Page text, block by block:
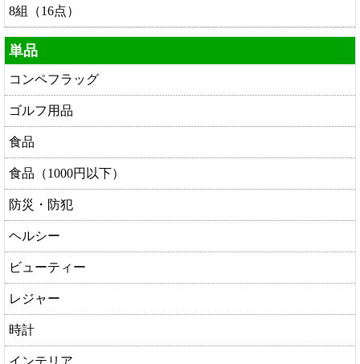
8組（16点）
単品
コンペフラッグ
ゴルフ用品
食品
食品（1000円以下）
防災・防犯
ヘルシー
ビューティー
レジャー
時計
インテリア